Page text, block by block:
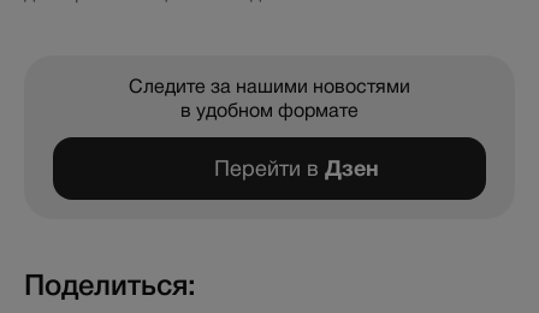
Следите за нашими новостями
в удобном формате
Перейти в Дзен
Поделиться: